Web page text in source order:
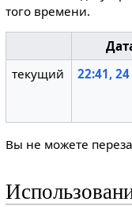
того времени.
текущий
22:41,
Вы не можете